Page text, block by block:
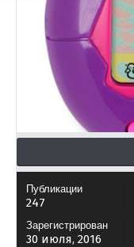
Публикации
247
Зарегистрирован
30 июля, 2016